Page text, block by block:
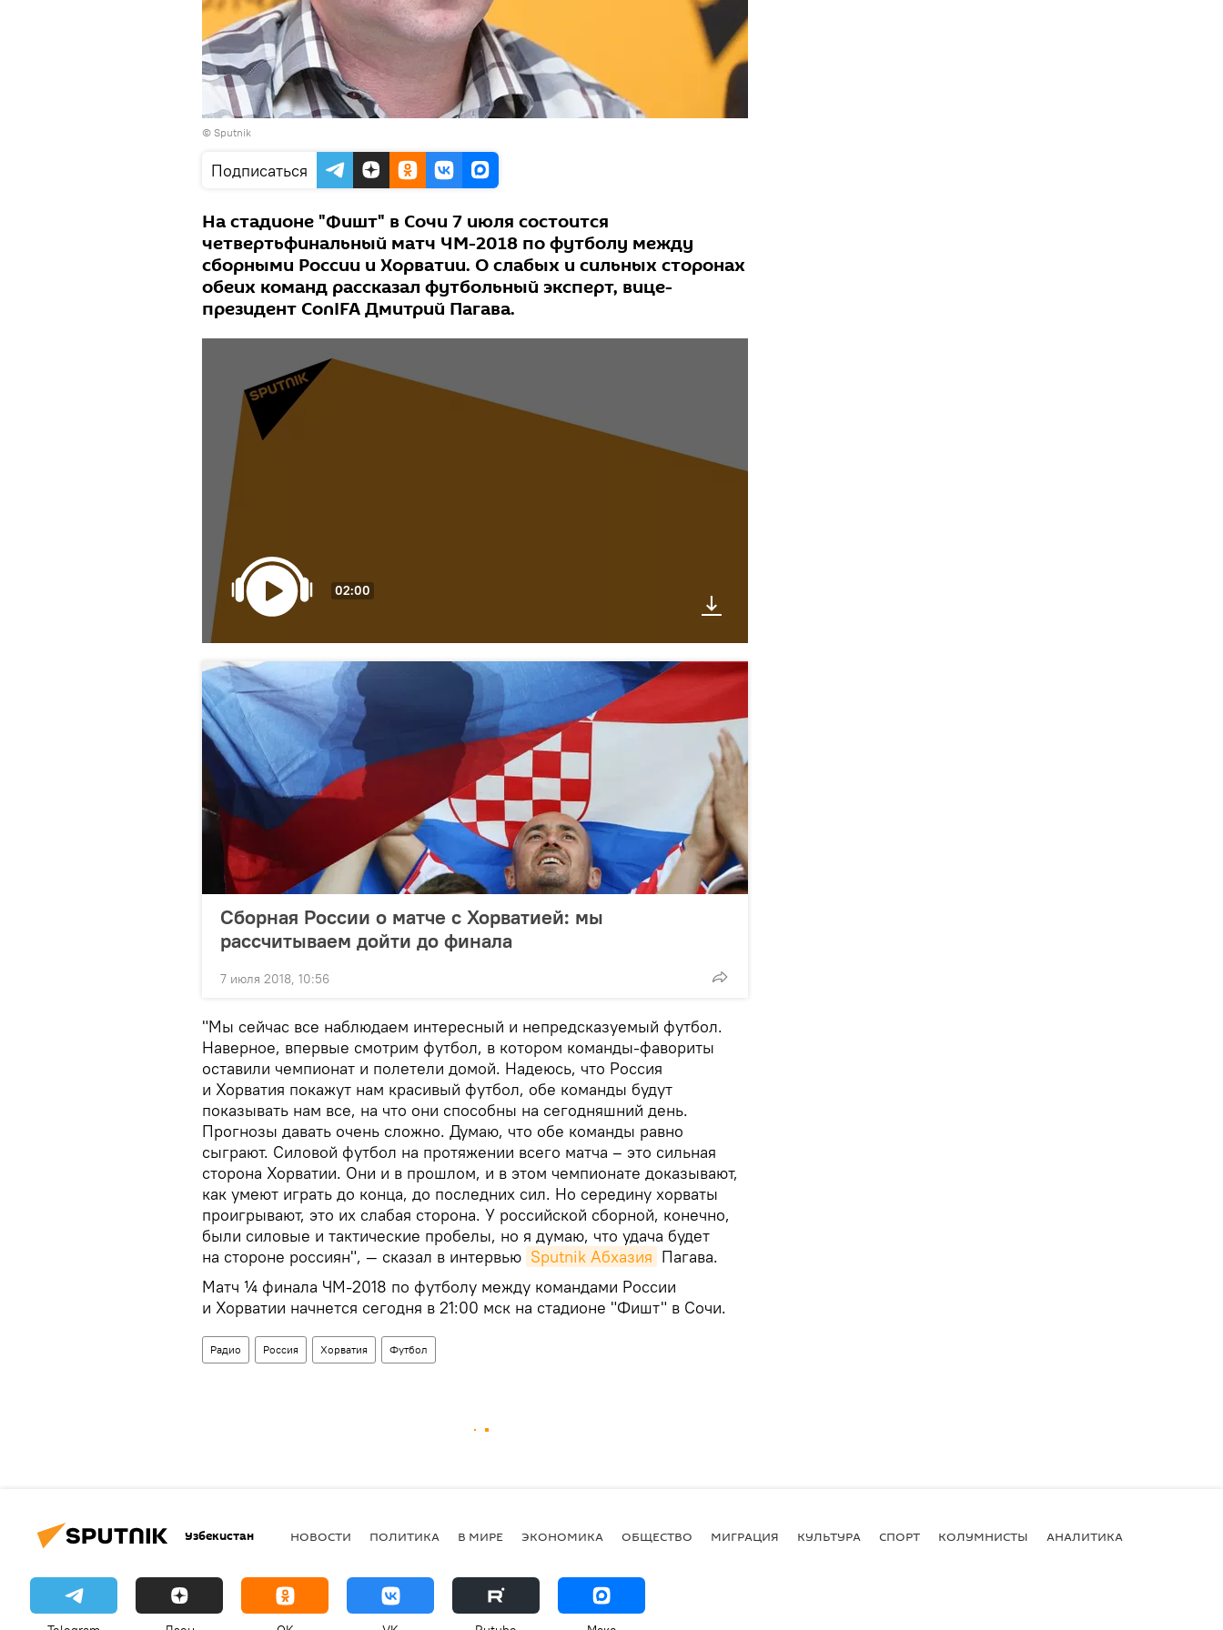
© Sputnik
Подписаться
На стадионе "Фишт" в Сочи 7 июля состоится
четвертьфинальный матч ЧМ-2018 по футболу между
сборными России и Хорватии. О слабых и сильных сторонах
обеих команд рассказал футбольный эксперт, вице-
президент ConIFA Дмитрий Пагава.
02:00
Сборная России о матче с Хорватией: мы
рассчитываем дойти до финала
7 июля 2018, 10:56
"Мы сейчас все наблюдаем интересный и непредсказуемый футбол.
Наверное, впервые смотрим футбол, в котором команды-фавориты
оставили чемпионат и полетели домой. Надеюсь, что Россия
и Хорватия покажут нам красивый футбол, обе команды будут
показывать нам все, на что они способны на сегодняшний день.
Прогнозы давать очень сложно. Думаю, что обе команды равно
сыграют. Силовой футбол на протяжении всего матча – это сильная
сторона Хорватии. Они и в прошлом, и в этом чемпионате доказывают,
как умеют играть до конца, до последних сил. Но середину хорваты
проигрывают, это их слабая сторона. У российской сборной, конечно,
были силовые и тактические пробелы, но я думаю, что удача будет
на стороне россиян", — сказал в интервью Sputnik Абхазия Пагава.
Матч ¼ финала ЧМ-2018 по футболу между командами России
и Хорватии начнется сегодня в 21:00 мск на стадионе "Фишт" в Сочи.
Радио Россия Хорватия Футбол
Узбекистан НОВОСТИ ПОЛИТИКА В МИРЕ ЭКОНОМИКА ОБЩЕСТВО МИГРАЦИЯ КУЛЬТУРА СПОРТ КОЛУМНИСТЫ АНАЛИТИКА